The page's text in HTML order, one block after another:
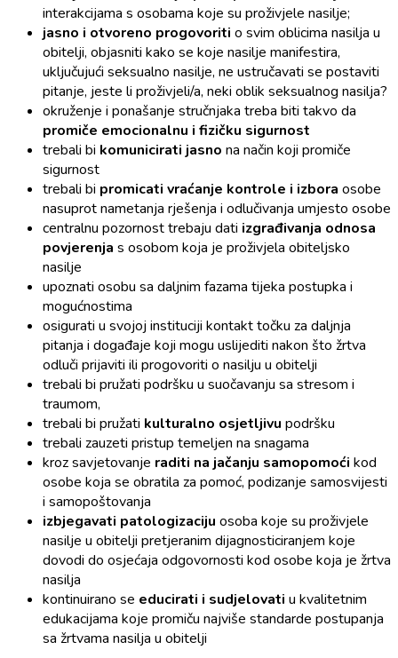
interakcijama s osobama koje su proživjele nasilje;
jasno i otvoreno progovoriti o svim oblicima nasilja u
obitelji, objasniti kako se koje nasilje manifestira,
uključujući seksualno nasilje, ne ustručavati se postaviti
pitanje, jeste li proživjeli/a, neki oblik seksualnog nasilja?
okruženje i ponašanje stručnjaka treba biti takvo da
promiče emocionalnu i fizičku sigurnost
trebali bi komunicirati jasno na način koji promiče
sigurnost
trebali bi promicati vraćanje kontrole i izbora osobe
nasuprot nametanja rješenja i odlučivanja umjesto osobe
centralnu pozornost trebaju dati izgrađivanja odnosa
povjerenja s osobom koja je proživjela obiteljsko
nasilje
upoznati osobu sa daljnim fazama tijeka postupka i
mogućnostima
osigurati u svojoj instituciji kontakt točku za daljnja
pitanja i događaje koji mogu uslijediti nakon što žrtva
odluči prijaviti ili progovoriti o nasilju u obitelji
trebali bi pružati podršku u suočavanju sa stresom i
traumom,
trebali bi pružati kulturalno osjetljivu podršku
trebali zauzeti pristup temeljen na snagama
kroz savjetovanje raditi na jačanju samopomoći kod
osobe koja se obratila za pomoć, podizanje samosvijesti
i samopoštovanja
izbjegavati patologizaciju osoba koje su proživjele
nasilje u obitelji pretjeranim dijagnosticiranjem koje
dovodi do osjećaja odgovornosti kod osobe koja je žrtva
nasilja
kontinuirano se educirati i sudjelovati u kvalitetnim
edukacijama koje promiču najviše standarde postupanja
sa žrtvama nasilja u obitelji